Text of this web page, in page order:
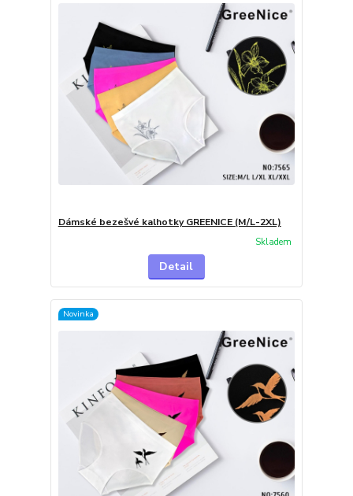
Dámské bezešvé kalhotky GREENICE (M/L-2XL)
Skladem
Detail
Novinka